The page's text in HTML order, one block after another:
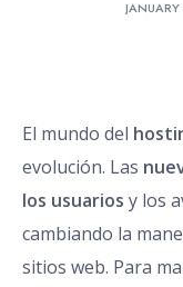
El mundo del
evolución. Las
los usuarios y los
cambiando la
sitios web. Para